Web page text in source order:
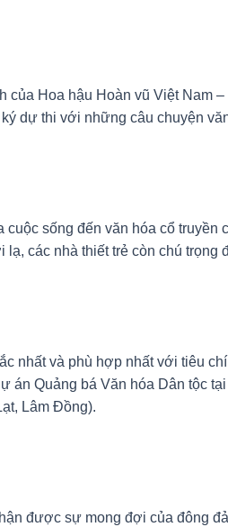
của Hoa hậu Hoàn vũ Việt Nam
dự thi với những câu chuyện
sống đến văn hóa cổ
các nhà thiết trẻ còn chú
nhất và phù hợp nhất với tiêu
án Quảng bá Văn hóa Dân tộc
Lâm Đồng).
được sự mong đợi của đông